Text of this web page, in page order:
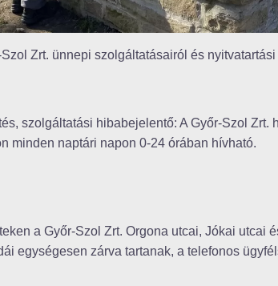
Zrt. ünnepi szolgáltatásairól és
szolgáltatási hibabejelentő: A Győr-Szol Zrt.
minden naptári napon 0-24 órában hívható.
a Győr-Szol Zrt. Orgona utcai, Jókai utcai
egységesen zárva tartanak, a telefonos